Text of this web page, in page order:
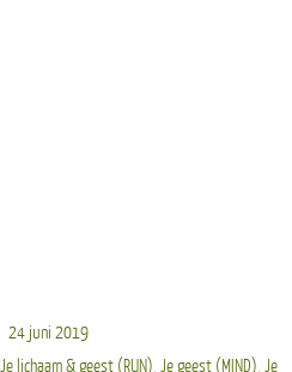
24 juni 2019
lichaam & geest (RUN), Je geest (MIND), Je